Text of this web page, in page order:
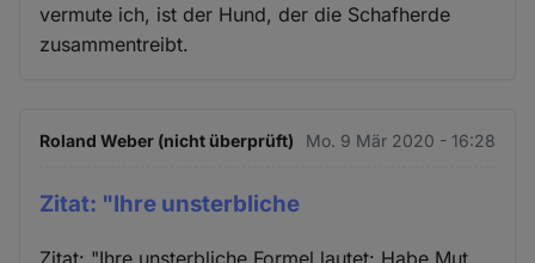
vermute ich, ist der Hund, der die Schafherde
zusammentreibt.
Roland Weber (nicht überprüft) Mo. 9 Mär 2020 - 16:28
Zitat: "Ihre unsterbliche
Zitat: "Ihre unsterbliche Formel lautet: Habe Mut,